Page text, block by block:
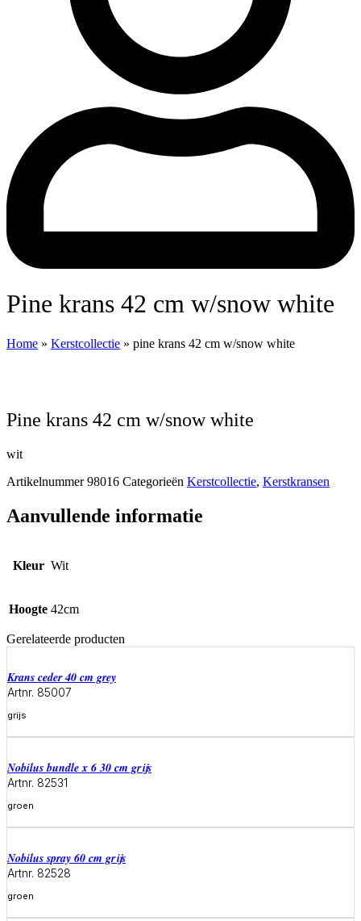
pine krans 42 cm w/snow white
Home » Kerstcollectie » pine krans 42 cm w/snow white
pine krans 42 cm w/snow white
wit
Artikelnummer98016 Categorieën Kerstcollectie, Kerstkransen
Aanvullende informatie
Kleur Wit
Hoogte 42cm
Gerelateerde producten
krans ceder 40 cm grey
Artnr. 85007
grijs
Meer informatie
Nobilus bundle x 6 30 cm grijs
Artnr. 82531
groen
Meer informatie
Nobilus spray 60 cm grijs
Artnr. 82528
groen
Meer informatie